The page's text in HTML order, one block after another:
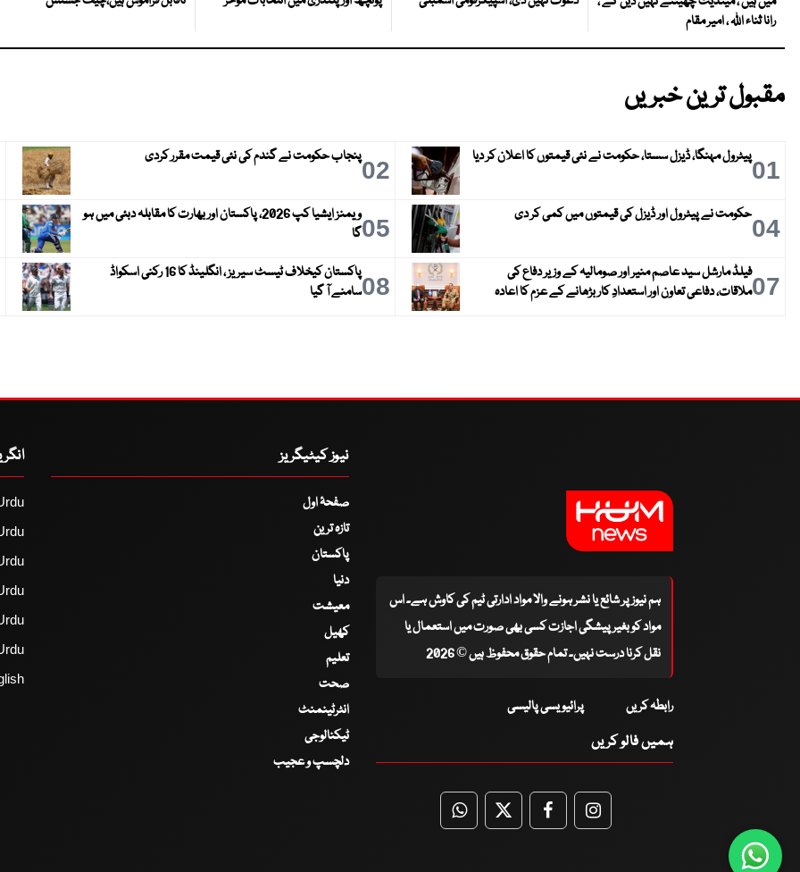
رانا ثناء اللہ ، امیر مقام
مقبول ترین خبریں
01پیٹرول مہنگا، ڈیزل سستا، حکومت نے نئی قیمتوں کا اعلان کر دیا 02پنجاب حکومت نے گندم کی نئی قیمت مقرر کردی
04حکومت نے پیٹرول اور ڈیزل کی قیمتوں میں کمی کر دی 05
ویمنز ایشیا کپ 2026، پاکستان اور بھارت کا مقابلہ دبئی میں ہو
گا
07فیلڈ مارشل سید عاصم منیر اور صومالیہ کے وزیر دفاع کی
ملاقات، دفاعی تعاون اور استعدادِ کار بڑھانے کے عزم کا اعادہ
08
پاکستان کیخلاف ٹیسٹ سیریز ، انگلینڈ کا 16 رکنی اسکواڈ
سامنے آ گیا
ہم نیوز پر شائع یا نشر ہونے والا مواد ادارتی ٹیم کی کاوش ہے۔ اس
مواد کو بغیر پیشگی اجازت کسی بھی صورت میں استعمال یا
نقل کرنا درست نہیں۔ تمام حقوق محفوظ ہیں © 2026
رابطہ کریں پرائیویسی پالیسی
ہمیں فالو کریں
WhatsApp
TwitterFacebookFacebook
نیوز کیٹیگریز
صفحۂ اول
تازہ ترین
پاکستان
دنیا
معیشت
کھیل
تعلیم
صحت
انٹرٹینمنٹ
ٹیکنالوجی
دلچسپ و عجیب